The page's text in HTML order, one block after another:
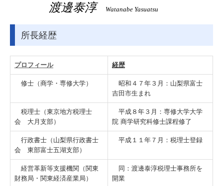
病医院経営の方
経営承継のご相談
電帳法・インボイス最新情報
経営者お役立ち情報
経営革新等支援機関
料金について
個人情報保護方針
渡邊泰淳 Watanabe Yasuatsu
所長経歴
プロフィール 経歴
修士（商学・専修大学）
昭和４７年３月：山梨県富士
吉田市生まれ
税理士（東京地方税理士
会 大月支部）
平成８年３月：専修大学大学
院 商学研究科修士課程修了
行政書士（山梨県行政書士
会 東部富士五湖支部）
平成１１年７月：税理士登録
経営革新等支援機関（関東
財務局・関東経済産業局）
同：渡邊泰淳税理士事務所を
開業